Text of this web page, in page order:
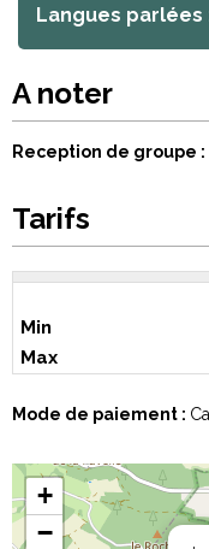
Langues parlées
A noter
Reception de groupe :
Tarifs
Mode de paiement :
+
−